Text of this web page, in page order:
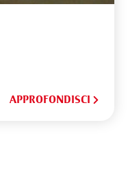
APPROFONDISCI